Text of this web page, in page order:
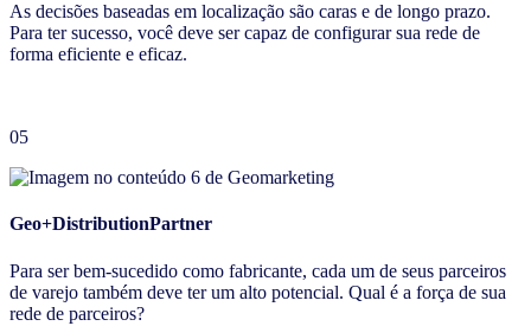
As decisões baseadas em localização são caras e de longo prazo.
Para ter sucesso, você deve ser capaz de configurar sua rede de
forma eficiente e eficaz.
05
Geo+DistributionPartner
Para ser bem-sucedido como fabricante, cada um de seus parceiros
de varejo também deve ter um alto potencial. Qual é a força de sua
rede de parceiros?